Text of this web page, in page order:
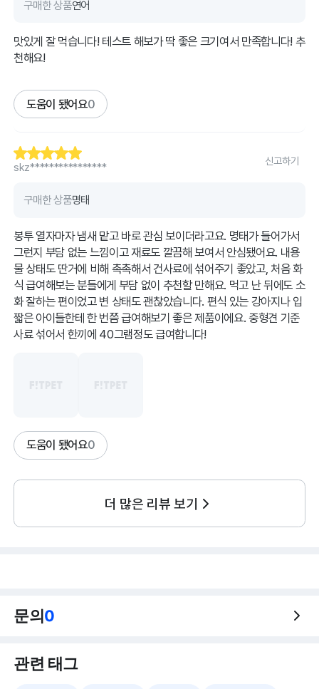
구매한 상품연어
맛있게 잘 먹습니다! 테스트 해보가 딱 좋은 크기여서 만족합니다! 추
천해요!
도움이 됐어요0
skz****************
신고하기
구매한 상품명태
봉투 열자마자 냄새 맡고 바로 관심 보이더라고요. 명태가 들어가서
그런지 부담 없는 느낌이고 재료도 깔끔해 보여서 안심됐어요. 내용
물 상태도 딴거에 비해 촉촉해서 건사료에 섞어주기 좋았고, 처음 화
식 급여해보는 분들에게 부담 없이 추천할 만해요. 먹고 난 뒤에도 소
화 잘하는 편이었고 변 상태도 괜찮았습니다. 편식 있는 강아지나 입
짧은 아이들한테 한 번쯤 급여해보기 좋은 제품이에요. 중형견 기준
사료 섞어서 한끼에 40그램정도 급여합니다!
도움이 됐어요0
더 많은 리뷰 보기
문의0
관련 태그